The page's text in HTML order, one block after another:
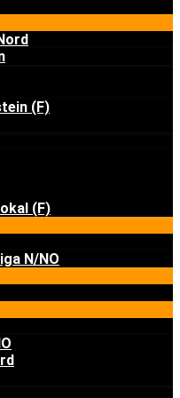
(F)
(F)
N/NO